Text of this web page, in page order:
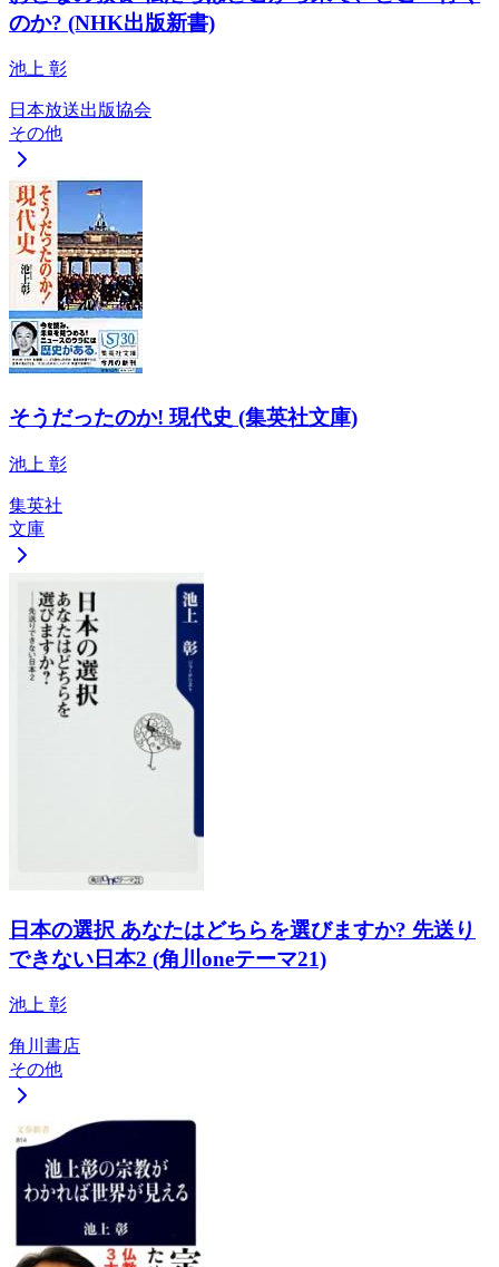
のか? (NHK出版新書)
池上 彰
日本放送出版協会
その他
そうだったのか! 現代史 (集英社文庫)
池上 彰
集英社
文庫
日本の選択 あなたはどちらを選びますか? 先送り
できない日本2 (角川oneテーマ21)
池上 彰
角川書店
その他